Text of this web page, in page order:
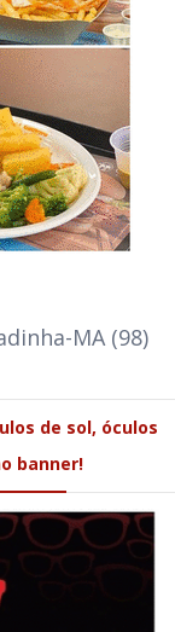
MA (98)
de sol, óculos
banner!